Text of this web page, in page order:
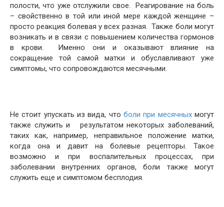
полости, что уже отслужили свое. Реагирование на боль
– свойственно в той или иной мере каждой женщине –
просто реакция болевая у всех разная. Также боли могут
возникать и в связи с повышением количества гормонов
в крови. Именно они и оказывают влияние на
сокращение той самой матки и обуславливают уже
симптомы, что сопровождаются месячными.
Не стоит упускать из вида, что боли при месячныхмогут
также служить и результатом некоторых заболеваний,
таких как, например, неправильное положение матки,
когда она и давит на болевые рецепторы. Такое
возможно и при воспалительных процессах, при
заболевании внутренних органов, боли также могут
служить еще и симптомом бесплодия.